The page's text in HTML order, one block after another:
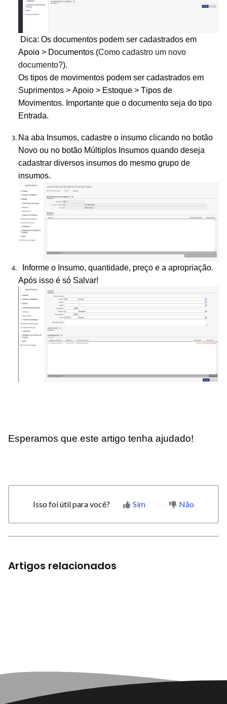
Dica: Os documentos podem ser cadastrados em
Apoio > Documentos (Como cadastro um novo
documento?).
Os tipos de movimentos podem ser cadastrados em
Suprimentos > Apoio > Estoque > Tipos de
Movimentos. Importante que o documento seja do tipo
Entrada.
Na aba Insumos, cadastre o insumo clicando no botão
Novo ou no botão Múltiplos Insumos quando deseja
cadastrar diversos insumos do mesmo grupo de
insumos.
Informe o Insumo, quantidade, preço e a apropriação.
Após isso é só Salvar!
Esperamos que este artigo tenha ajudado!
Isso foi útil para você? Sim Não
Artigos relacionados